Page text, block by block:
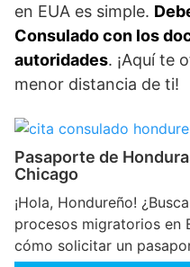
en EUA es simple.
Consulado con los
autoridades. ¡Aquí te
menor distancia de ti!
Pasaporte de
Chicago
¡Hola, Hondureño!
procesos migratorios en
cómo solicitar un